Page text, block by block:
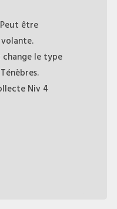
être
le type
Niv 4